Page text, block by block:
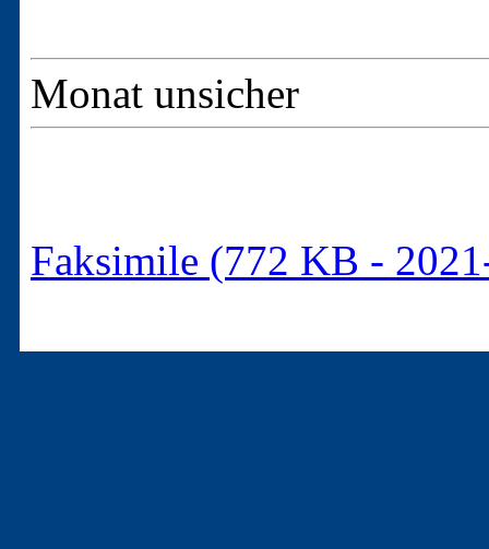
Monat unsicher
Faksimile (772 KB -